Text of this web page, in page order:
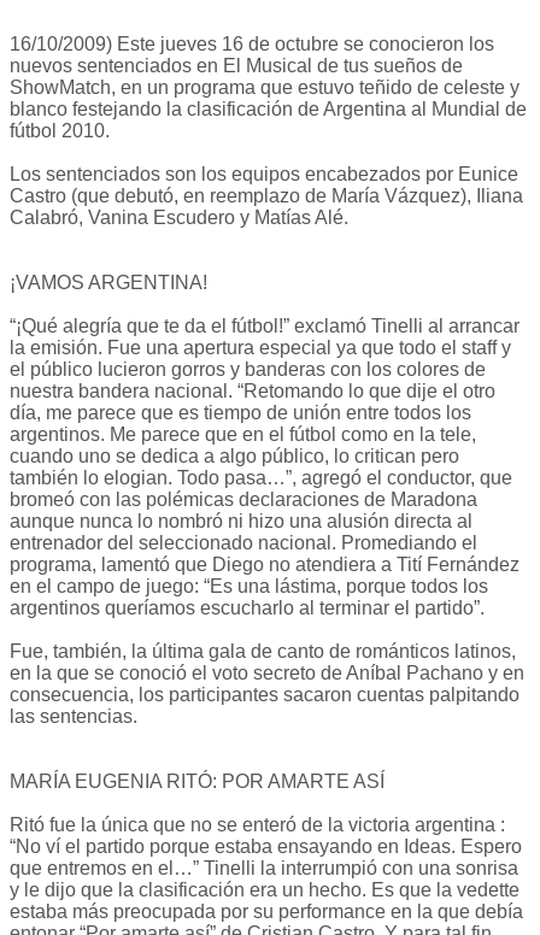
16/10/2009) Este jueves 16 de octubre se conocieron los
nuevos sentenciados en El Musical de tus sueños de
ShowMatch, en un programa que estuvo teñido de celeste y
blanco festejando la clasificación de Argentina al Mundial de
fútbol 2010.
Los sentenciados son los equipos encabezados por Eunice
Castro (que debutó, en reemplazo de María Vázquez), Iliana
Calabró, Vanina Escudero y Matías Alé.
¡VAMOS ARGENTINA!
“¡Qué alegría que te da el fútbol!” exclamó Tinelli al arrancar
la emisión. Fue una apertura especial ya que todo el staff y
el público lucieron gorros y banderas con los colores de
nuestra bandera nacional. “Retomando lo que dije el otro
día, me parece que es tiempo de unión entre todos los
argentinos. Me parece que en el fútbol como en la tele,
cuando uno se dedica a algo público, lo critican pero
también lo elogian. Todo pasa…”, agregó el conductor, que
bromeó con las polémicas declaraciones de Maradona
aunque nunca lo nombró ni hizo una alusión directa al
entrenador del seleccionado nacional. Promediando el
programa, lamentó que Diego no atendiera a Tití Fernández
en el campo de juego: “Es una lástima, porque todos los
argentinos queríamos escucharlo al terminar el partido”.
Fue, también, la última gala de canto de románticos latinos,
en la que se conoció el voto secreto de Aníbal Pachano y en
consecuencia, los participantes sacaron cuentas palpitando
las sentencias.
MARÍA EUGENIA RITÓ: POR AMARTE ASÍ
Ritó fue la única que no se enteró de la victoria argentina :
“No ví el partido porque estaba ensayando en Ideas. Espero
que entremos en el…” Tinelli la interrumpió con una sonrisa
y le dijo que la clasificación era un hecho. Es que la vedette
estaba más preocupada por su performance en la que debía